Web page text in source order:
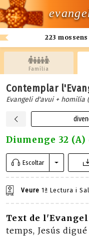
223 mossens
Família
Contemplar
Evangeli d'avui + homilía
Diumenge 32
Escoltar
Veure 1ª Lectura i
Text de
temps, Jesús